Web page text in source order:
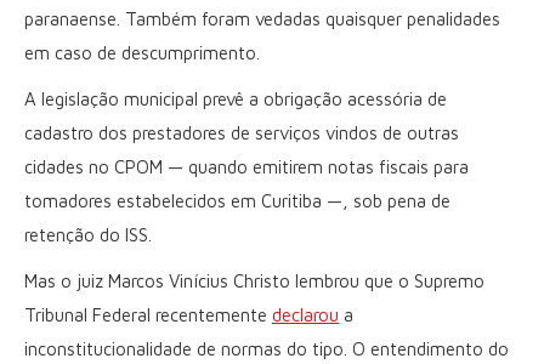
paranaense. Também foram vedadas quaisquer penalidades
em caso de descumprimento.
A legislação municipal prevê a obrigação acessória de
cadastro dos prestadores de serviços vindos de outras
cidades no CPOM — quando emitirem notas fiscais para
tomadores estabelecidos em Curitiba —, sob pena de
retenção do ISS.
Mas o juiz Marcos Vinícius Christo lembrou que o Supremo
Tribunal Federal recentemente declarou a
inconstitucionalidade de normas do tipo. O entendimento do